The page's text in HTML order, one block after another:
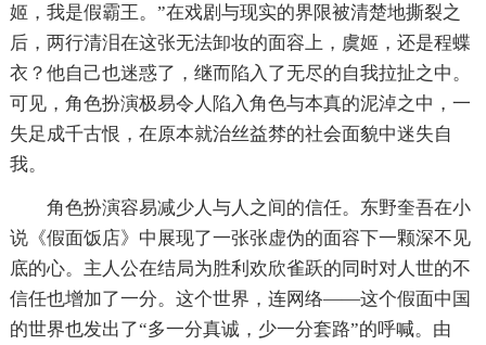
姬，我是假霸王。”在戏剧与现实的界限被清楚地撕裂之
后，两行清泪在这张无法卸妆的面容上，虞姬，还是程蝶
衣？他自己也迷惑了，继而陷入了无尽的自我拉扯之中。
可见，角色扮演极易令人陷入角色与本真的泥淖之中，一
失足成千古恨，在原本就治丝益棼的社会面貌中迷失自
我。
角色扮演容易减少人与人之间的信任。东野奎吾在小
说《假面饭店》中展现了一张张虚伪的面容下一颗深不见
底的心。主人公在结局为胜利欢欣雀跃的同时对人世的不
信任也增加了一分。这个世界，连网络——这个假面中国
的世界也发出了“多一分真诚，少一分套路”的呼喊。由